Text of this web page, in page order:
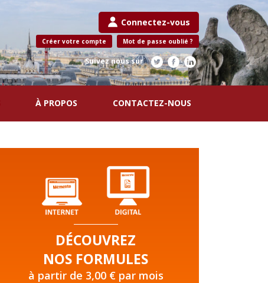
Connectez-vous
Créer votre compte Mot de passe oublié ?
Suivez nous sur
À PROPOS CONTACTEZ-NOUS
DÉCOUVREZ
NOS FORMULES
à partir de 3,00 € par mois